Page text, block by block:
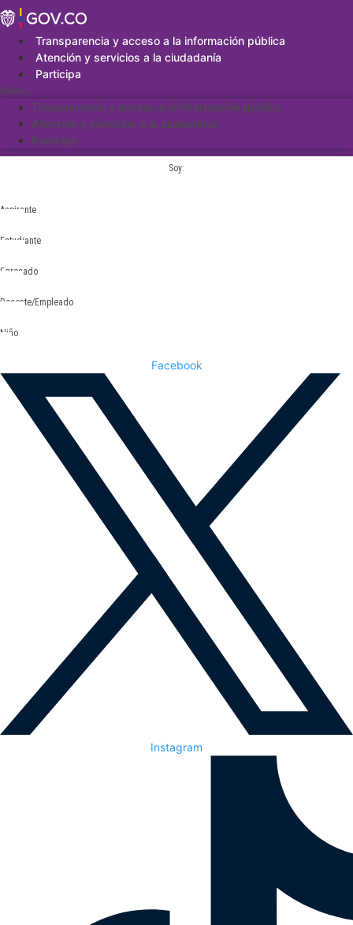
Saltar
al
contenidoTransparencia y acceso a la información pública
Atención y servicios a la ciudadanía
Participa
Menu
Transparencia y acceso a la información pública
Atención y servicios a la ciudadanía
Participa
Soy:
Aspirante
Estudiante
Egresado
Docente/Empleado
Niño
Facebook
Instagram